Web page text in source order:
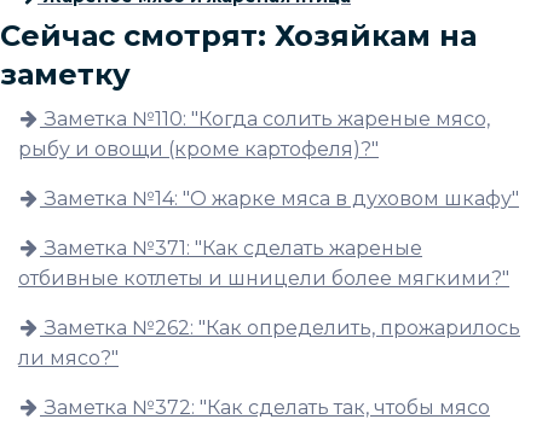
Сейчас смотрят: Хозяйкам на
заметку
Заметка №110: "Когда солить жареные мясо,
рыбу и овощи (кроме картофеля)?"
Заметка №14: "О жарке мяса в духовом шкафу"
Заметка №371: "Как сделать жареные
отбивные котлеты и шницели более мягкими?"
Заметка №262: "Как определить, прожарилось
ли мясо?"
Заметка №372: "Как сделать так, чтобы мясо